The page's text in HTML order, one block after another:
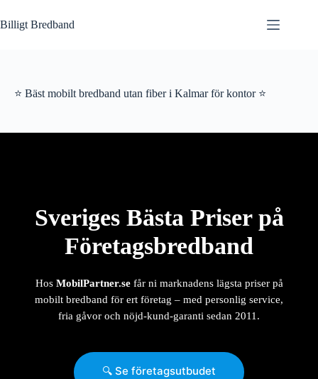
till
innehåll
Billigt Bredband
⭐ Bäst mobilt bredband utan fiber i Kalmar för kontor ⭐
Sveriges Bästa Priser på
Företagsbredband
Hos MobilPartner.sefår ni marknadens lägsta priser på
mobilt bredband för ert företag – med personlig service,
fria gåvor och nöjd-kund-garanti sedan 2011.
🔍 Se företagsutbudet